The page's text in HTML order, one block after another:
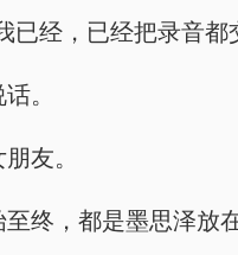
已经，已经把录音
。
友。
终，都是墨思泽放